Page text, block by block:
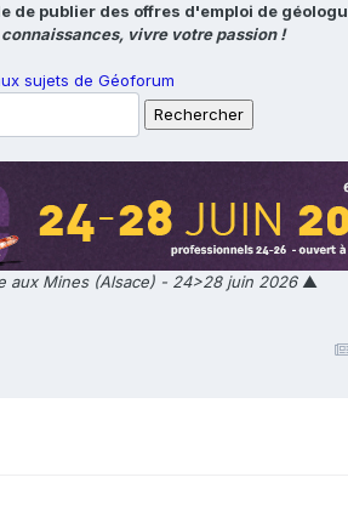
publier des offres d'emploi de
vivre votre passion !
sujets de Géoforum
aux Mines (Alsace) - 24>28 juin 2026▲